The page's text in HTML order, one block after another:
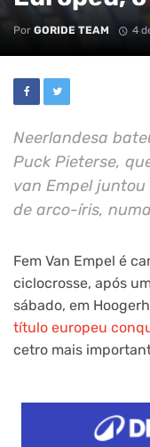
Por GORIDE TEAM 4
Neerlandesa
Puck Pieterse,
van Empel
de arco-íris,
Fem Van Empel é
ciclocrosse, após
sábado, em
título europeu
cetro mais